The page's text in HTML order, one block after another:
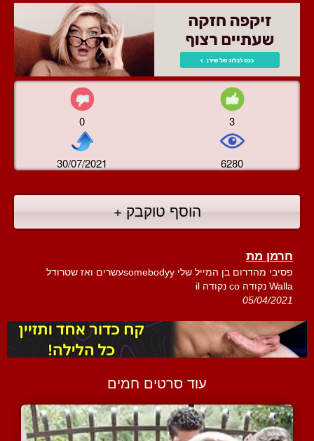
0 3
30/07/2021 6280
הוסף טוקבק +
חרמן מת
פסיבי מהדרום בן המייל שלי somebodyyעשרים ואז שטרודל
Walla נקודה co נקודה il
05/04/2021
עוד סרטים חמים